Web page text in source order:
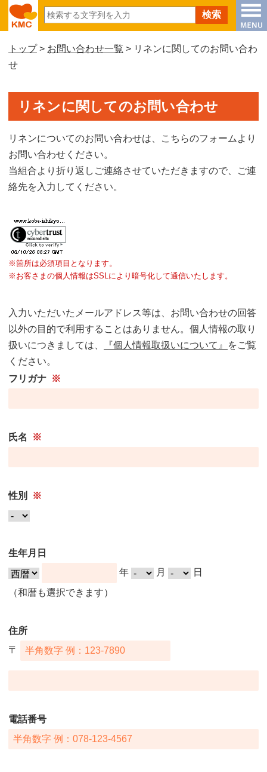
トップ> お問い合わせ一覧 > リネンに関してのお問い合わ
せ
リネンに関してのお問い合わせ
リネンについてのお問い合わせは、こちらのフォームより
お問い合わせください。
当組合より折り返しご連絡させていただきますので、ご連
絡先を入力してください。
※箇所は必須項目となります。
※お客さまの個人情報はSSLにより暗号化して通信いたします。
入力いただいたメールアドレス等は、お問い合わせの回答
以外の目的で利用することはありません。個人情報の取り
扱いにつきましては、
『個人情報取扱いについて』
をご覧
ください。
フリガナ ※
氏名 ※
性別 ※
生年月日
年
月
日
（和暦も選択できます）
住所
〒
電話番号